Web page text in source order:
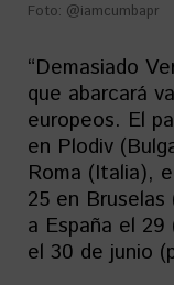
Foto: @iamcumbapr
“Demasiado
que abarcará
europeos. El
en Plodiv
Roma (Italia),
25 en
a España el
el 30 de junio